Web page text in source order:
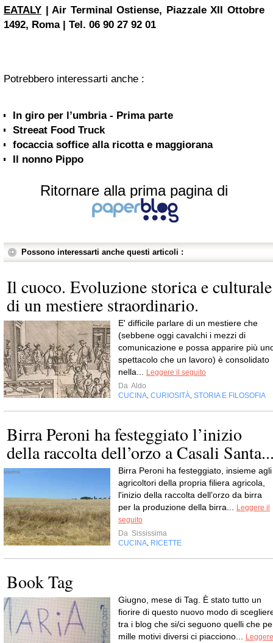
EATALY | Air Terminal Ostiense, Piazzale XII Ottobre
1492, Roma | Tel. 06 90 27 92 01
Potrebbero interessarti anche :
In giro per l’umbria - Prima parte
Streeat Food Truck
focaccia soffice alla ricotta e maggiorana
Il nonno Pippo
Ritornare alla prima pagina di
Possono interessarti anche questi articoli :
Il cuoco. Evoluzione storica e culturale
di un mestiere straordinario.
E' difficile parlare di un mestiere che
(sebbene oggi cavalchi i mezzi di
comunicazione e possa apparire più
spettacolo che un lavoro) è consolidato
nella...
Leggere il seguito
Da Aldo
CUCINA CURIOSITÀ STORIA E FILOSOFIA
Birra Peroni ha festeggiato l’inizio
della raccolta dell’orzo a Casali
Birra Peroni ha festeggiato, insieme agli
agricoltori della propria filiera agricola,
l'inizio della raccolta dell’orzo da birra
per la produzione della birra...
Leggere il
seguito
Da Sississima
CUCINA RICETTE
Book Tag
Giugno, mese di Tag. È stato tutto un
fiorire di questo nuovo modo di
tra i blog che si/ci seguono quelli che
mille motivi diversi ci piacciono...
Leggere